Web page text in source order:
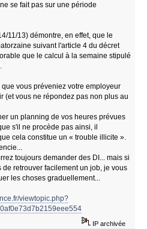
se fait pas sur une période
11/13) démontre, en effet, que le
suivant l'article 4 du décret
que le calcul à la semaine stipulé
vous préveniez votre employeur
(et vous ne répondez pas non plus au
un planning de vos heures prévues
s'il ne procède pas ainsi, il
cela constitue un « trouble illicite ».
toujours demander des DI... mais si
de retrouver facilement un job, je vous
les choses graduellement...
viewtopic.php?
IP archivée